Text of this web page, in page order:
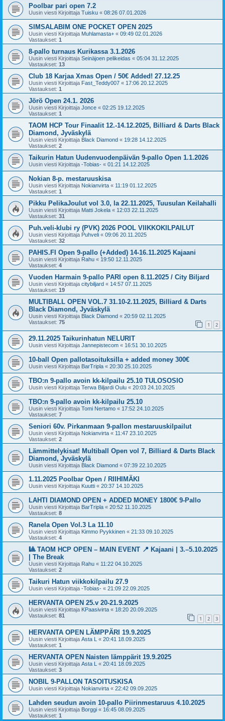
Poolbar pari open 7.2
Uusin viesti Kirjoittaja Tuisku « 08:26 07.01.2026
SIMSALABIM ONE POCKET OPEN 2025
Uusin viesti Kirjoittaja Muhlamasta+ « 09:49 02.01.2026
Vastaukset: 1
8-pallo turnaus Kurikassa 3.1.2026
Uusin viesti Kirjoittaja Seinäjoen pelikeidas « 05:04 31.12.2025
Vastaukset: 13
Club 18 Karjaa Xmas Open / 50€ Added! 27.12.25
Uusin viesti Kirjoittaja Fast_Teddy007 « 17:06 20.12.2025
Vastaukset: 1
Jörö Open 24.1. 2026
Uusin viesti Kirjoittaja Jonce « 02:25 19.12.2025
Vastaukset: 1
TAOM HCP Tour Finaalit 12.-14.12.2025, Billiard & Darts Black
Diamond, Jyväskylä
Uusin viesti Kirjoittaja Black Diamond « 19:28 14.12.2025
Vastaukset: 2
Taikurin Hatun Uudenvuodenpäivän 9-pallo Open 1.1.2026
Uusin viesti Kirjoittaja -Tobias- « 01:21 14.12.2025
Nokian 8-p. mestaruuskisa
Uusin viesti Kirjoittaja Nokianvirta « 11:19 01.12.2025
Vastaukset: 1
Pikku PelikaJoulut vol 3.0, la 22.11.2025, Tuusulan Keilahalli
Uusin viesti Kirjoittaja Matti Jokela « 12:03 22.11.2025
Vastaukset: 31
Puh.veli-klubi ry (PVK) 2026 POOL VIIKKOKILPAILUT
Uusin viesti Kirjoittaja Puhveli « 09:06 20.11.2025
Vastaukset: 32
PAHIS.FI Open 9-pallo (+Added) 14-16.11.2025 Kajaani
Uusin viesti Kirjoittaja Rahu « 19:50 12.11.2025
Vastaukset: 4
Vuoden Harmain 9-pallo PARI open 8.11.2025 / City Biljard
Uusin viesti Kirjoittaja citybiljard « 14:57 07.11.2025
Vastaukset: 19
MULTIBALL OPEN VOL.7 31.10-2.11.2025, Billiard & Darts
Black Diamond, Jyväskylä
Uusin viesti Kirjoittaja Black Diamond « 20:59 02.11.2025
Vastaukset: 75 1 2
29.11.2025 Taikurinhatun NELURIT
Uusin viesti Kirjoittaja Jannepistecom « 16:51 30.10.2025
10-ball Open pallotasoituksilla + added money 300€
Uusin viesti Kirjoittaja BarTripla « 20:30 25.10.2025
TBO:n 9-pallo avoin kk-kilpailu 25.10 TULOSOSIO
Uusin viesti Kirjoittaja Terwa Biljardi Oulu « 20:03 24.10.2025
TBO:n 9-pallo avoin kk-kilpailu 25.10
Uusin viesti Kirjoittaja Tomi Nertamo « 17:52 24.10.2025
Vastaukset: 7
Seniori 60v. Pirkanmaan 9-pallon mestaruuskilpailut
Uusin viesti Kirjoittaja Nokianvirta « 11:47 23.10.2025
Vastaukset: 2
Lämmittelykisat! Multiball Open vol 7, Billiard & Darts Black
Diamond, Jyväskylä
Uusin viesti Kirjoittaja Black Diamond « 07:39 22.10.2025
1.11.2025 Poolbar Open / RIIHIMÄKI
Uusin viesti Kirjoittaja Kuutti « 20:37 14.10.2025
LAHTI DIAMOND OPEN + ADDED MONEY 1800€ 9-Pallo
Uusin viesti Kirjoittaja BarTripla « 20:52 11.10.2025
Vastaukset: 8
Ranela Open Vol.3 La 11.10
Uusin viesti Kirjoittaja Kimmo Pyykkinen « 21:33 09.10.2025
Vastaukset: 4
🎱 TAOM HCP OPEN – MAIN EVENT 📍 Kajaani | 3.–5.10.2025
| The Break
Uusin viesti Kirjoittaja Rahu « 11:22 04.10.2025
Vastaukset: 2
Taikuri Hatun viikkokilpailu 27.9
Uusin viesti Kirjoittaja -Tobias- « 21:09 22.09.2025
HERVANTA OPEN 25.v 20-21.9.2025
Uusin viesti Kirjoittaja KPaasivirta « 18:20 20.09.2025
Vastaukset: 81 1 2 3
HERVANTA OPEN LÄMPPÄRI 19.9.2025
Uusin viesti Kirjoittaja Asta L « 20:41 18.09.2025
Vastaukset: 1
HERVANTA OPEN Naisten lämppärit 19.9.2025
Uusin viesti Kirjoittaja Asta L « 20:41 18.09.2025
Vastaukset: 3
NOBIL 9-PALLON TASOITUSKISA
Uusin viesti Kirjoittaja Nokianvirta « 22:42 09.09.2025
Lahden seudun avoin 10-pallo Piirinmestaruus 4.10.2025
Uusin viesti Kirjoittaja Borggi « 16:45 08.09.2025
Vastaukset: 1